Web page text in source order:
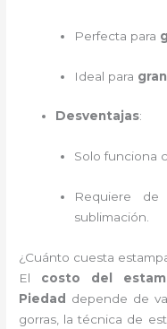
Perfecta para
Ideal para
Desventajas:
Solo funciona
Requiere
sublimación.
¿Cuánto cuesta
El costo del
Piedad
depende de
gorras, la técnica de